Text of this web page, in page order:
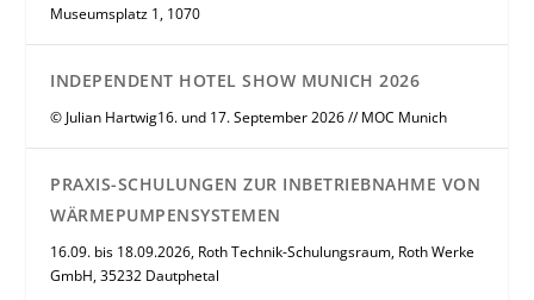
Museumsplatz 1, 1070
INDEPENDENT HOTEL SHOW MUNICH 2026
© Julian Hartwig16. und 17. September 2026 // MOC Munich
PRAXIS-SCHULUNGEN ZUR INBETRIEBNAHME VON
WÄRMEPUMPENSYSTEMEN
16.09. bis 18.09.2026, Roth Technik-Schulungsraum, Roth Werke
GmbH, 35232 Dautphetal